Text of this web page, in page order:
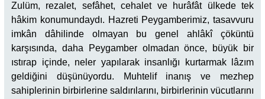
Zulüm, rezalet, sefâhet, cehalet ve hurâfât ülkede tek
hâkim konumundaydı. Hazreti Peygamberimiz, tasavvuru
imkân dâhilinde olmayan bu genel ahlâkî çöküntü
karşısında, daha Peygamber olmadan önce, büyük bir
ıstırap içinde, neler yapılarak insanlığı kurtarmak lâzım
geldiğini düşünüyordu. Muhtelif inanış ve mezhep
sahiplerinin birbirlerine saldırılarını, birbirlerinin vücutlarını